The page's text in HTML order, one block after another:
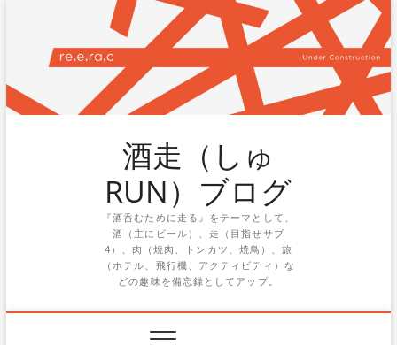
酒走（しゅ
RUN）ブログ
『酒呑むために走る』をテーマとして、
酒（主にビール）、走（目指せサブ
4）、肉（焼肉、トンカツ、焼鳥）、旅
（ホテル、飛行機、アクティビティ）な
どの趣味を備忘録としてアップ。